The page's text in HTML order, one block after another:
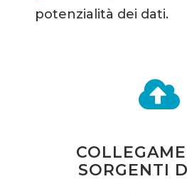
potenzialità dei dati.
SORGENTI